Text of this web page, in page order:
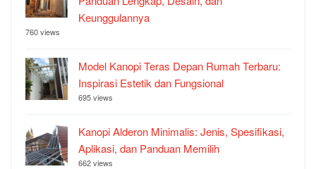
Keunggulannya
760 views
Model Kanopi Teras Depan Rumah Terbaru:
Inspirasi Estetik dan Fungsional
695 views
Kanopi Alderon Minimalis: Jenis, Spesifikasi,
Aplikasi, dan Panduan Memilih
662 views